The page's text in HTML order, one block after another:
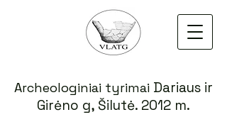
Archeologiniai tyrimai Dariaus ir
Girėno g, Šilutė. 2012 m.